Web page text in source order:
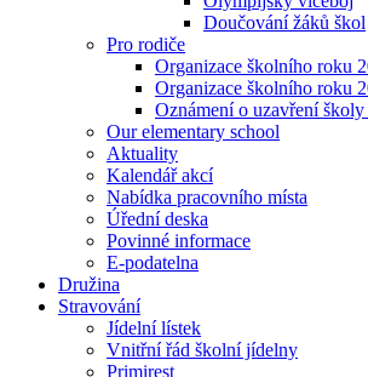
Doučování žáků škol
Pro rodiče
Organizace školního roku
Organizace školního roku
Oznámení o uzavření
Our elementary school
Aktuality
Kalendář akcí
Nabídka pracovního místa
Úřední deska
Povinné informace
E-podatelna
Družina
Stravování
Jídelní lístek
Vnitřní řád školní jídelny
Primirest